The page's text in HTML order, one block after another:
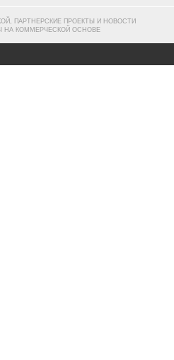
ПАРТНЕРСКИЕ ПРОЕКТЫ И НОВОСТИ
НА КОММЕРЧЕСКОЙ ОСНОВЕ